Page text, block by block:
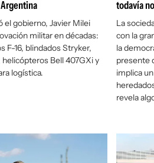
el gobierno, Javier Milei
militar en décadas:
F-16, blindados Stryker,
Bell 407GXi y
logística.
todavía
La
con la
la
presente
implica
revela